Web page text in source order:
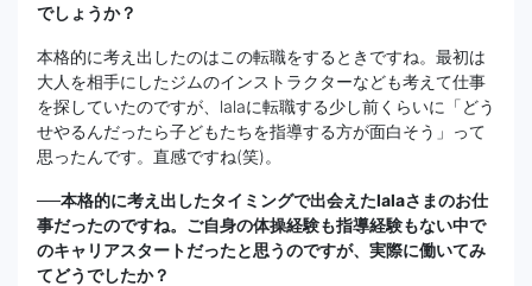
でしょうか？
本格的に考え出したのはこの転職をするときですね。最初は
大人を相手にしたジムのインストラクターなども考えて仕事
を探していたのですが、lalaに転職する少し前くらいに「どう
せやるんだったら子どもたちを指導する方が面白そう」って
思ったんです。直感ですね(笑)。
──本格的に考え出したタイミングで出会えたlalaさまのお仕
事だったのですね。ご自身の体操経験も指導経験もない中で
のキャリアスタートだったと思うのですが、実際に働いてみ
てどうでしたか？